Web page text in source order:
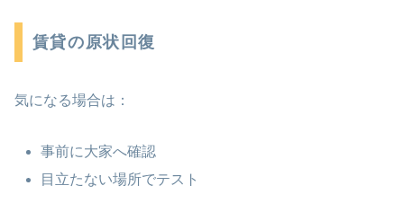
賃貸の原状回復
気になる場合は：
事前に大家へ確認
目立たない場所でテスト